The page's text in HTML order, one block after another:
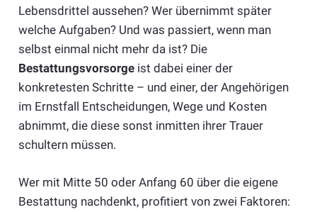
Lebensdrittel aussehen? Wer übernimmt später
welche Aufgaben? Und was passiert, wenn man
selbst einmal nicht mehr da ist? Die
Bestattungsvorsorgeist dabei einer der
konkretesten Schritte – und einer, der Angehörigen
im Ernstfall Entscheidungen, Wege und Kosten
abnimmt, die diese sonst inmitten ihrer Trauer
schultern müssen.
Wer mit Mitte 50 oder Anfang 60 über die eigene
Bestattung nachdenkt, profitiert von zwei Faktoren: